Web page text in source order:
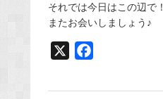
それでは今日はこの辺で！
またお会いしましょう♪